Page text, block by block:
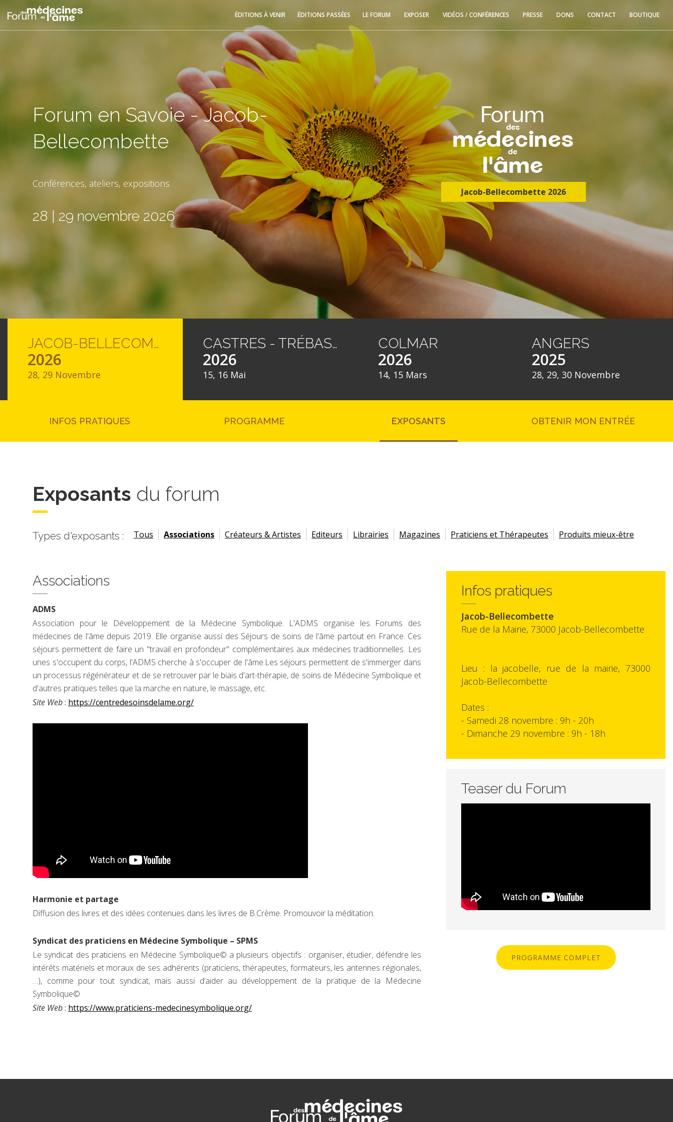
ÉDITIONS À VENIR ÉDITIONS PASSÉES LE FORUM EXPOSER VIDÉOS / CONFÉRENCES PRESSE DONS CONTACT BOUTIQUE
Forum en Savoie - Jacob-
Bellecombette
Conférences, ateliers, expositions
28 | 29 novembre 2026
Jacob-Bellecombette 2026
JACOB-BELLECOMBETTE
2026
28, 29 Novembre
CASTRES - TRÉBAS LES BAINS
2026
15, 16 Mai
COLMAR
2026
14, 15 Mars
ANGERS
2025
28, 29, 30 Novembre
INFOS PRATIQUES PROGRAMME EXPOSANTS OBTENIR MON ENTRÉE
Exposants du forum
Types d'exposants : Tous Associations Créateurs & Artistes Editeurs Librairies Magazines Praticiens et Thérapeutes Produits mieux-être
Associations
ADMS
Association pour le Développement de la Médecine Symbolique. L'ADMS organise les Forums des
médecines de l'âme depuis 2019. Elle organise aussi des Séjours de soins de l'âme partout en France. Ces
séjours permettent de faire un "travail en profondeur" complémentaires aux médecines traditionnelles. Les
unes s'occupent du corps, l'ADMS cherche à s'occuper de l'âme.Les séjours permettent de s'immerger dans
un processus régénérateur et de se retrouver par le biais d'art-thérapie, de soins de Médecine Symbolique et
d'autres pratiques telles que la marche en nature, le massage, etc.
Site Web: https://centredesoinsdelame.org/
Harmonie et partage
Diffusion des livres et des idées contenues dans les livres de B.Crème. Promouvoir la méditation.
Syndicat des praticiens en Médecine Symbolique – SPMS
Le syndicat des praticiens en Médecine Symbolique© a plusieurs objectifs : organiser, étudier, défendre les
intérêts matériels et moraux de ses adhérents (praticiens, thérapeutes, formateurs, les antennes régionales,
…), comme pour tout syndicat, mais aussi d’aider au développement de la pratique de la Médecine
Symbolique©
Site Web: https://www.praticiens-medecinesymbolique.org/
Infos pratiques
Jacob-Bellecombette
Rue de la Mairie, 73000 Jacob-Bellecombette
Lieu : la jacobelle, rue de la mairie, 73000
Jacob-Bellecombette
Dates :
- Samedi 28 novembre : 9h - 20h
- Dimanche 29 novembre : 9h - 18h
Teaser du Forum
PROGRAMME COMPLET